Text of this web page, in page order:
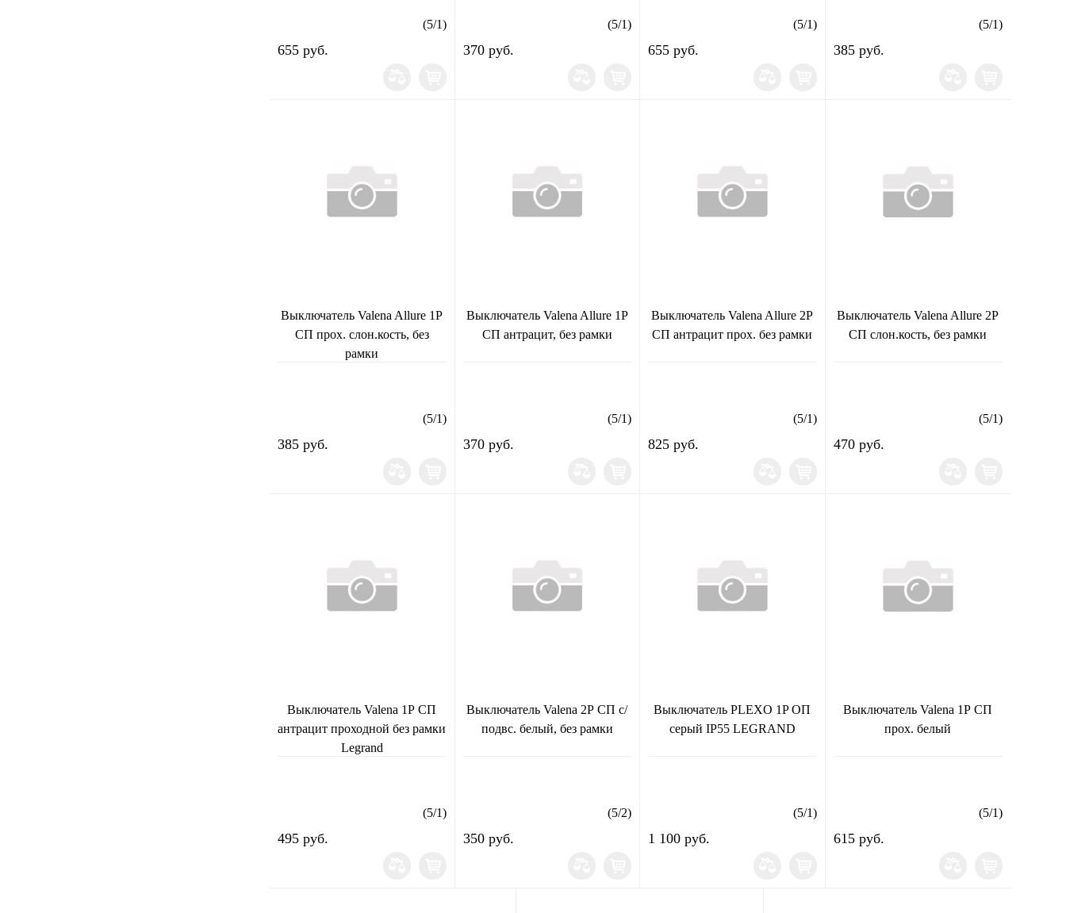
(5/1)
655 руб.
(5/1)
370 руб.
(5/1)
655 руб.
(5/1)
385 руб.
Выключатель Valena Allure 1Р
СП прох. слон.кость, без
рамки
(5/1)
385 руб.
Выключатель Valena Allure 1Р
СП антрацит, без рамки
(5/1)
370 руб.
Выключатель Valena Allure 2Р
СП антрацит прох. без рамки
(5/1)
825 руб.
Выключатель Valena Allure 2Р
СП слон.кость, без рамки
(5/1)
470 руб.
Выключатель Valena 1Р СП
антрацит проходной без рамки
Legrand
(5/1)
495 руб.
Выключатель Valena 2Р СП с/
подвс. белый, без рамки
(5/2)
350 руб.
Выключатель PLEXO 1P ОП
серый IP55 LEGRAND
(5/1)
1 100 руб.
Выключатель Valena 1Р СП
прох. белый
(5/1)
615 руб.